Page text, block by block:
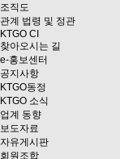
조직도
관계 법령 및 정관
KTGO CI
찾아오시는 길
e-홍보센터
공지사항
KTGO동정
KTGO 소식
업계 동향
보도자료
자유게시판
회원조합